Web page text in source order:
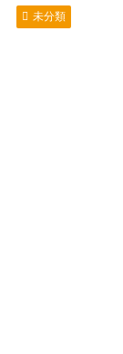
未分類